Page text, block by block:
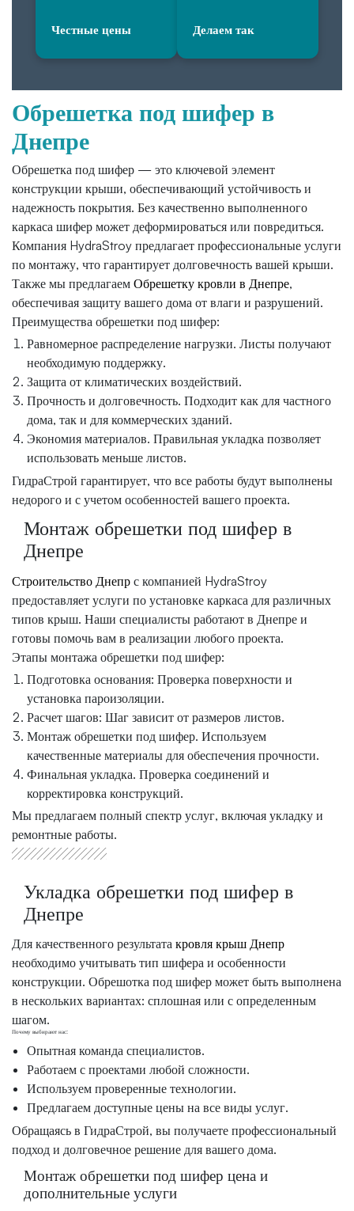
Честные цены Делаем так
Обрешетка под шифер в
Днепре
Обрешетка под шифер — это ключевой элемент
конструкции крыши, обеспечивающий устойчивость и
надежность покрытия. Без качественно выполненного
каркаса шифер может деформироваться или повредиться.
Компания HydraStroy предлагает профессиональные услуги
по монтажу, что гарантирует долговечность вашей крыши.
Также мы предлагаем Обрешетку кровли в Днепре,
обеспечивая защиту вашего дома от влаги и разрушений.
Преимущества обрешетки под шифер:
Равномерное распределение нагрузки. Листы получают
необходимую поддержку.
Защита от климатических воздействий.
Прочность и долговечность. Подходит как для частного
дома, так и для коммерческих зданий.
Экономия материалов. Правильная укладка позволяет
использовать меньше листов.
ГидраСтрой гарантирует, что все работы будут выполнены
недорого и с учетом особенностей вашего проекта.
Монтаж обрешетки под шифер в
Днепре
Строительство Днепр с компанией HydraStroy
предоставляет услуги по установке каркаса для различных
типов крыш. Наши специалисты работают в Днепре и
готовы помочь вам в реализации любого проекта.
Этапы монтажа обрешетки под шифер:
Подготовка основания: Проверка поверхности и
установка пароизоляции.
Расчет шагов: Шаг зависит от размеров листов.
Монтаж обрешетки под шифер. Используем
качественные материалы для обеспечения прочности.
Финальная укладка. Проверка соединений и
корректировка конструкций.
Мы предлагаем полный спектр услуг, включая укладку и
ремонтные работы.
Укладка обрешетки под шифер в
Днепре
Для качественного результата кровля крыш Днепр
необходимо учитывать тип шифера и особенности
конструкции. Обрешотка под шифер может быть выполнена
в нескольких вариантах: сплошная или с определенным
шагом.
Почему выбирают нас:
Опытная команда специалистов.
Работаем с проектами любой сложности.
Используем проверенные технологии.
Предлагаем доступные цены на все виды услуг.
Обращаясь в ГидраСтрой, вы получаете профессиональный
подход и долговечное решение для вашего дома.
Монтаж обрешетки под шифер цена и
дополнительные услуги